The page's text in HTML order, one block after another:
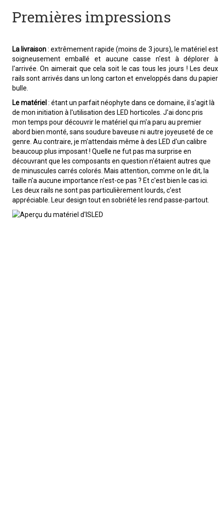
Premières impressions
La livraison: extrêmement rapide (moins de 3 jours), le matériel est
soigneusement emballé et aucune casse n'est à déplorer à
l'arrivée. On aimerait que cela soit le cas tous les jours ! Les deux
rails sont arrivés dans un long carton et enveloppés dans du papier
bulle.
Le matériel: étant un parfait néophyte dans ce domaine, il s'agit là
de mon initiation à l'utilisation des LED horticoles. J'ai donc pris
mon temps pour découvrir le matériel qui m'a paru au premier
abord bien monté, sans soudure baveuse ni autre joyeuseté de ce
genre. Au contraire, je m'attendais même à des LED d'un calibre
beaucoup plus imposant ! Quelle ne fut pas ma surprise en
découvrant que les composants en question n'étaient autres que
de minuscules carrés colorés. Mais attention, comme on le dit, la
taille n'a aucune importance n'est-ce pas ? Et c'est bien le cas ici.
Les deux rails ne sont pas particulièrement lourds, c'est
appréciable. Leur design tout en sobriété les rend passe-partout.